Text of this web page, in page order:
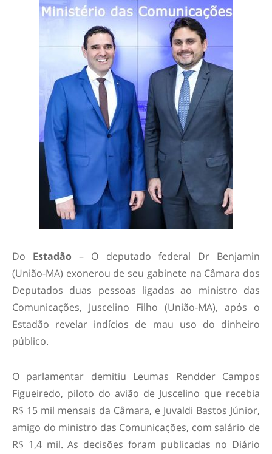
Do Estadão – O deputado federal Dr Benjamin
(União-MA) exonerou de seu gabinete na Câmara dos
Deputados duas pessoas ligadas ao ministro das
Comunicações, Juscelino Filho (União-MA), após o
Estadão revelar indícios de mau uso do dinheiro
público.
O parlamentar demitiu Leumas Rendder Campos
Figueiredo, piloto do avião de Juscelino que recebia
R$ 15 mil mensais da Câmara, e Juvaldi Bastos Júnior,
amigo do ministro das Comunicações, com salário de
R$ 1,4 mil. As decisões foram publicadas no Diário